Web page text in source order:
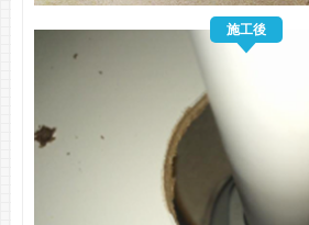
施工後